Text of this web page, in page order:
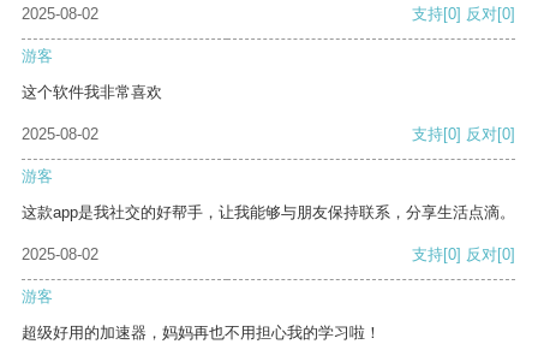
2025-08-02 支持[0] 反对[0]
游客
这个软件我非常喜欢
2025-08-02 支持[0] 反对[0]
游客
这款app是我社交的好帮手，让我能够与朋友保持联系，分享生活点滴。
2025-08-02 支持[0] 反对[0]
游客
超级好用的加速器，妈妈再也不用担心我的学习啦！